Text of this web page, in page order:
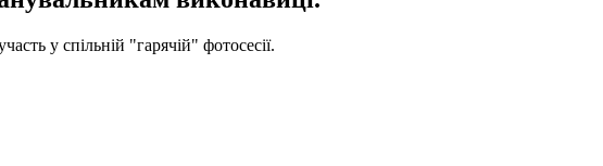
у спільній "гарячій" фотосесії.